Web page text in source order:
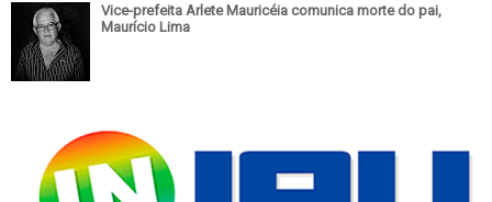
Vice-prefeita Arlete Mauricéia comunica morte do pai,
Maurício Lima